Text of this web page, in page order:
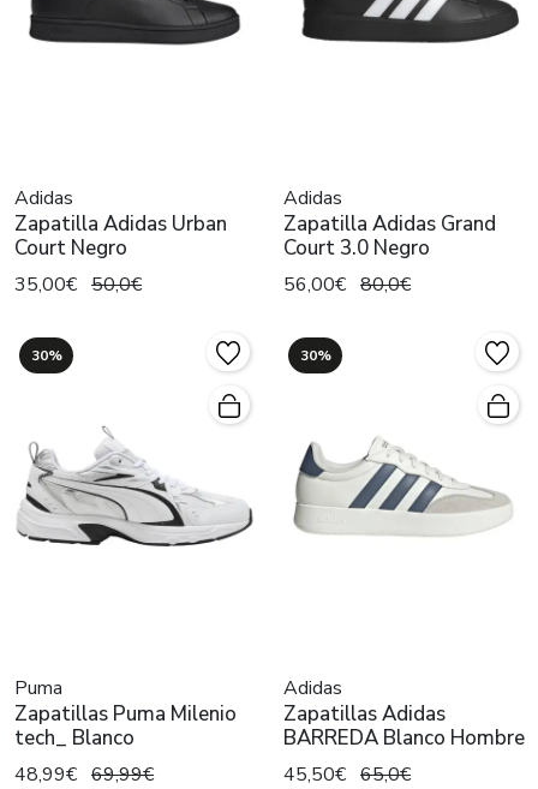
Adidas
Zapatilla Adidas Urban
Court Negro
35,00€ 50,0€
Adidas
Zapatilla Adidas Grand
Court 3.0 Negro
56,00€ 80,0€
30%
Puma
Zapatillas Puma Milenio
tech_ Blanco
48,99€ 69,99€
30%
Adidas
Zapatillas Adidas
BARREDA Blanco Hombre
45,50€ 65,0€